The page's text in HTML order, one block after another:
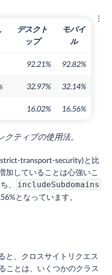
デスクト
ップ
モバイ
ル
92.21% 92.82%
32.97% 32.14%
16.02% 16.56%
結
クティブの使用法。
transport-security)と比
加していることは心強いこ
、
includeSubdomains
となっています。
と、クロスサイトリクエス
ことは、いくつかのクラス